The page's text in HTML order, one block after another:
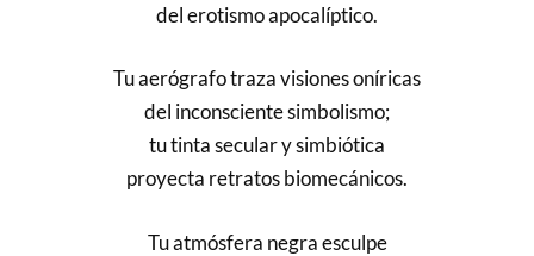
del erotismo apocalíptico.
Tu aerógrafo traza visiones oníricas
del inconsciente simbolismo;
tu tinta secular y simbiótica
proyecta retratos biomecánicos.
Tu atmósfera negra esculpe